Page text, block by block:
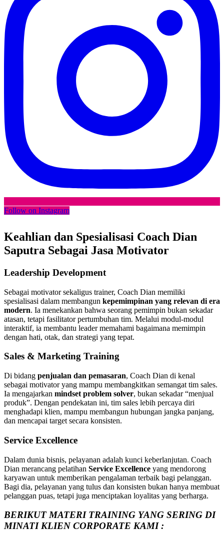
Follow on Instagram
Keahlian dan Spesialisasi Coach Dian
Saputra Sebagai Jasa Motivator
Leadership Development
Sebagai motivator sekaligus trainer, Coach Dian memiliki
spesialisasi dalam membangun kepemimpinan yang relevan di era
modern. Ia menekankan bahwa seorang pemimpin bukan sekadar
atasan, tetapi fasilitator pertumbuhan tim. Melalui modul-modul
interaktif, ia membantu leader memahami bagaimana memimpin
dengan hati, otak, dan strategi yang tepat.
Sales & Marketing Training
Di bidang penjualan dan pemasaran, Coach Dian di kenal
sebagai motivator yang mampu membangkitkan semangat tim sales.
Ia mengajarkan mindset problem solver, bukan sekadar “menjual
produk”. Dengan pendekatan ini, tim sales lebih percaya diri
menghadapi klien, mampu membangun hubungan jangka panjang,
dan mencapai target secara konsisten.
Service Excellence
Dalam dunia bisnis, pelayanan adalah kunci keberlanjutan. Coach
Dian merancang pelatihan Service Excellence yang mendorong
karyawan untuk memberikan pengalaman terbaik bagi pelanggan.
Bagi dia, pelayanan yang tulus dan konsisten bukan hanya membuat
pelanggan puas, tetapi juga menciptakan loyalitas yang berharga.
BERIKUT MATERI TRAINING YANG SERING DI
MINATI KLIEN CORPORATE KAMI :